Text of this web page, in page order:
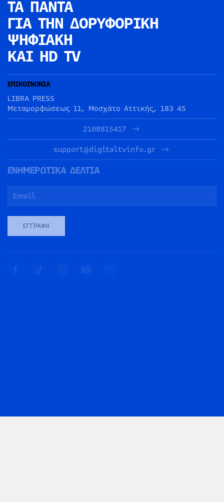
ΤΑ ΠΑΝΤΑ
ΓΙΑ ΤΗΝ ΔΟΡΥΦΟΡΙΚΗ
ΨΗΦΙΑΚΗ
ΚΑΙ HD TV
ΕΠΙΚΟΙΝΩΝΙΑ
LIBRA PRESS
Μεταμορφώσεως 11, Μοσχάτο Αττικής, 183 45
2108815417
support@digitaltvinfo.gr
ΕΝΗΜΕΡΩΤΙΚΑ ΔΕΛΤΙΑ
ΕΓΓΡΑΦΉ